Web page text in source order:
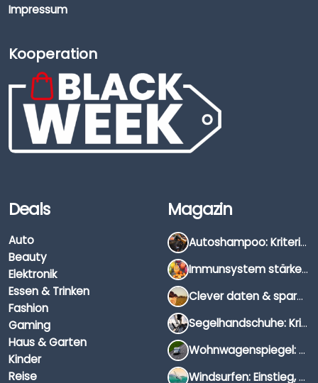
Impressum
Kooperation
Deals
Auto
Beauty
Elektronik
Essen & Trinken
Fashion
Gaming
Haus & Garten
Kinder
Reise
Magazin
Autoshampoo: Kriterien, Unterschiede & Anwendung
Immunsystem stärken: Hausmittel, Vitamine & Wissenswertes
Clever daten & sparen: So findest du die besten Deals für Dates und Unternehmungen
Segelhandschuhe: Kriterien, Materialien & Tipps
Wohnwagenspiegel: Auswahl, Preise & Montage
Windsurfen: Einstieg, Ausrüstung & Tipps